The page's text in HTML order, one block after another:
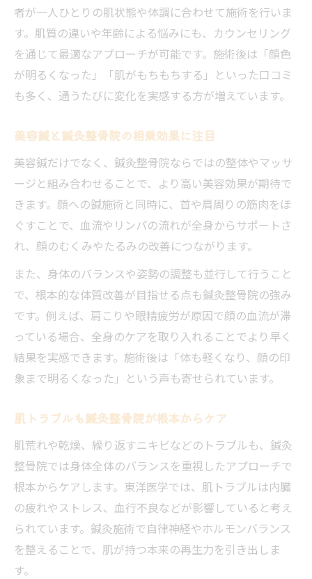
者が一人ひとりの肌状態や体調に合わせて施術を行いま
す。肌質の違いや年齢による悩みにも、カウンセリング
を通じて最適なアプローチが可能です。施術後は「顔色
が明るくなった」「肌がもちもちする」といった口コミ
も多く、通うたびに変化を実感する方が増えています。
美容鍼と鍼灸整骨院の相乗効果に注目
美容鍼だけでなく、鍼灸整骨院ならではの整体やマッサ
ージと組み合わせることで、より高い美容効果が期待で
きます。顔への鍼施術と同時に、首や肩周りの筋肉をほ
ぐすことで、血流やリンパの流れが全身からサポートさ
れ、顔のむくみやたるみの改善につながります。
また、身体のバランスや姿勢の調整も並行して行うこと
で、根本的な体質改善が目指せる点も鍼灸整骨院の強み
です。例えば、肩こりや眼精疲労が原因で顔の血流が滞
っている場合、全身のケアを取り入れることでより早く
結果を実感できます。施術後は「体も軽くなり、顔の印
象まで明るくなった」という声も寄せられています。
肌トラブルも鍼灸整骨院が根本からケア
肌荒れや乾燥、繰り返すニキビなどのトラブルも、鍼灸
整骨院では身体全体のバランスを重視したアプローチで
根本からケアします。東洋医学では、肌トラブルは内臓
の疲れやストレス、血行不良などが影響していると考え
られています。鍼灸施術で自律神経やホルモンバランス
を整えることで、肌が持つ本来の再生力を引き出しま
す。